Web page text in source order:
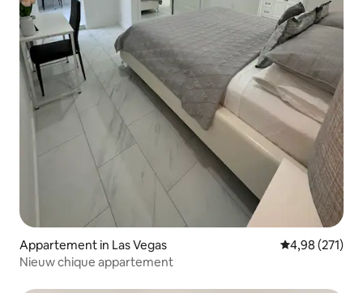
Appartement in Las Vegas Gemiddelde
4,98 (271)
Nieuw chique appartement